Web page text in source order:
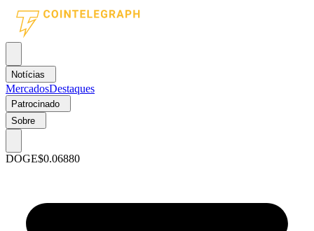
Notícias
MercadosDestaques
Patrocinado
Sobre
DOGE$0.06880